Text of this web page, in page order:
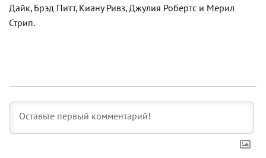
Дайк, Брэд Питт, Киану Ривз, Джулия Робертс и Мерил
Стрип.